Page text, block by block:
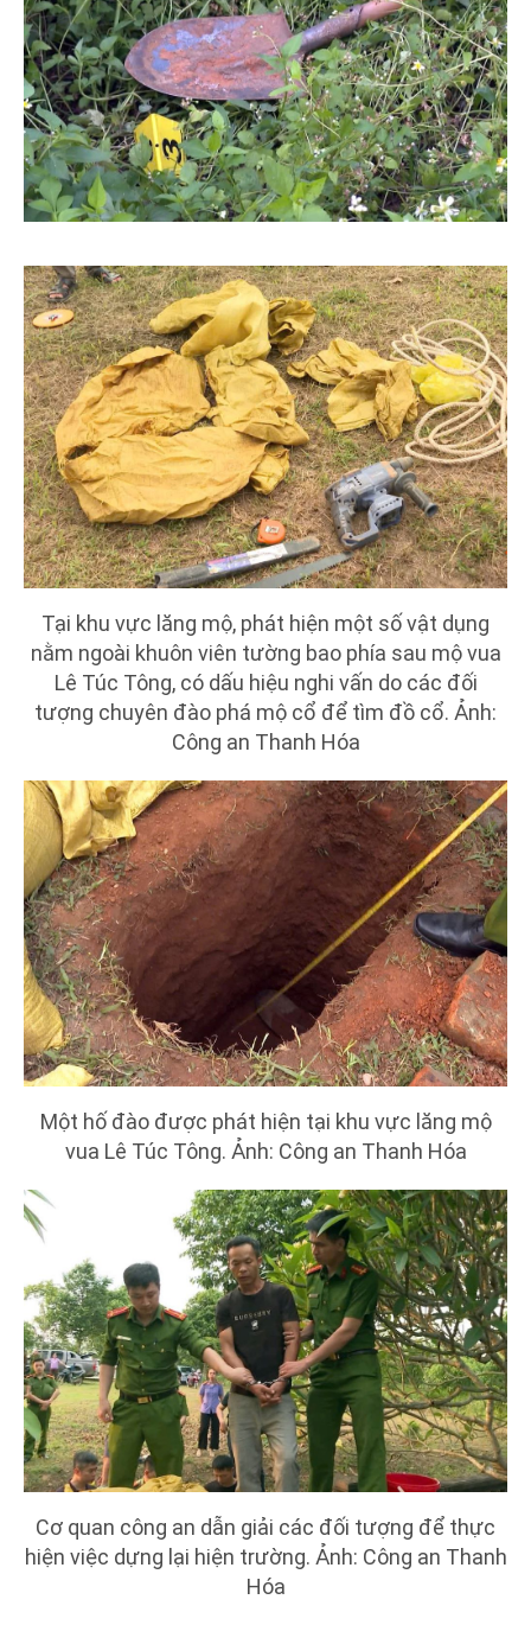
Tại khu vực lăng mộ, phát hiện một số vật dụng
nằm ngoài khuôn viên tường bao phía sau mộ vua
Lê Túc Tông, có dấu hiệu nghi vấn do các đối
tượng chuyên đào phá mộ cổ để tìm đồ cổ. Ảnh:
Công an Thanh Hóa
Một hố đào được phát hiện tại khu vực lăng mộ
vua Lê Túc Tông. Ảnh: Công an Thanh Hóa
Cơ quan công an dẫn giải các đối tượng để thực
hiện việc dựng lại hiện trường. Ảnh: Công an Thanh
Hóa